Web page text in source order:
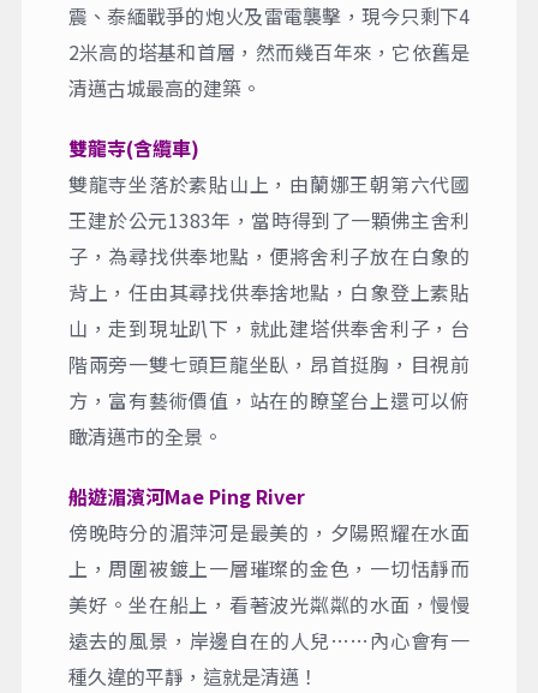
震、泰緬戰爭的炮火及雷電襲擊，現今只剩下4
2米高的塔基和首層，然而幾百年來，它依舊是
清邁古城最高的建築。
雙龍寺(含纜車)
雙龍寺坐落於素貼山上，由蘭娜王朝第六代國
王建於公元1383年，當時得到了一顆佛主舍利
子，為尋找供奉地點，便將舍利子放在白象的
背上，任由其尋找供奉捨地點，白象登上素貼
山，走到現址趴下，就此建塔供奉舍利子，台
階兩旁一雙七頭巨龍坐臥，昂首挺胸，目視前
方，富有藝術價值，站在的瞭望台上還可以俯
瞰清邁市的全景。
船遊湄濱河Mae Ping River
傍晚時分的湄萍河是最美的，夕陽照耀在水面
上，周圍被鍍上一層璀璨的金色，一切恬靜而
美好。坐在船上，看著波光粼粼的水面，慢慢
遠去的風景，岸邊自在的人兒……內心會有一
種久違的平靜，這就是清邁！